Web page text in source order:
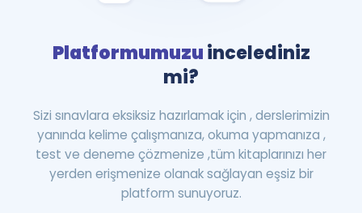
Platformumuzuincelediniz
mi?
Sizi sınavlara eksiksiz hazırlamak için , derslerimizin
yanında kelime çalışmanıza, okuma yapmanıza ,
test ve deneme çözmenize ,tüm kitaplarınızı her
yerden erişmenize olanak sağlayan eşsiz bir
platform sunuyoruz.